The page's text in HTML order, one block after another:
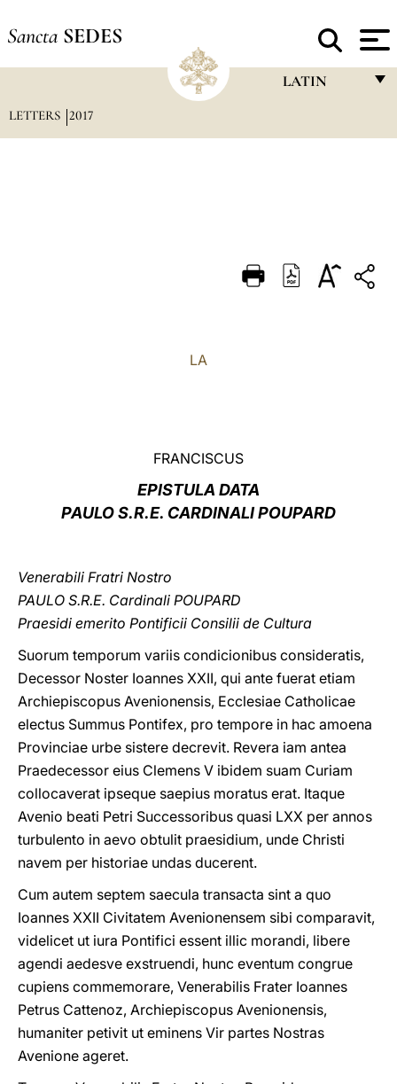
Sancta SEDES
LATIN
DEUTSCH
LETTERS 2017
LA
FRANCISCUS
EPISTULA DATA
PAULO S.R.E. CARDINALI POUPARD
Venerabili Fratri Nostro
PAULO S.R.E. Cardinali POUPARD
Praesidi emerito Pontificii Consilii de Cultura
Suorum temporum variis condicionibus consideratis,
Decessor Noster Ioannes XXII, qui ante fuerat etiam
Archiepiscopus Avenionensis, Ecclesiae Catholicae
electus Summus Pontifex, pro tempore in hac amoena
Provinciae urbe sistere decrevit. Revera iam antea
Praedecessor eius Clemens V ibidem suam Curiam
collocaverat ipseque saepius moratus erat. Itaque
Avenio beati Petri Successoribus quasi LXX per annos
turbulento in aevo obtulit praesidium, unde Christi
navem per historiae undas ducerent.
Cum autem septem saecula transacta sint a quo
Ioannes XXII Civitatem Avenionensem sibi comparavit,
videlicet ut iura Pontifici essent illic morandi, libere
agendi aedesve exstruendi, hunc eventum congrue
cupiens commemorare, Venerabilis Frater Ioannes
Petrus Cattenoz, Archiepiscopus Avenionensis,
humaniter petivit ut eminens Vir partes Nostras
Avenione ageret.